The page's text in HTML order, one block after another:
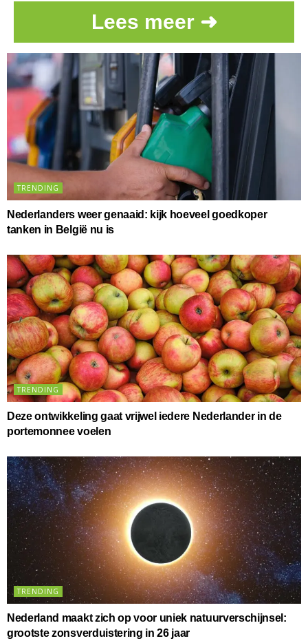
Lees meer ➜
TRENDING
Nederlanders weer genaaid: kijk hoeveel goedkoper
tanken in België nu is
TRENDING
Deze ontwikkeling gaat vrijwel iedere Nederlander in de
portemonnee voelen
TRENDING
Nederland maakt zich op voor uniek natuurverschijnsel:
grootste zonsverduistering in 26 jaar